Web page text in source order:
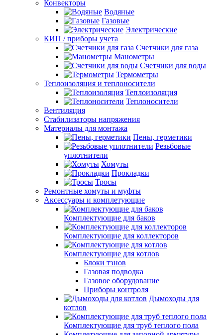
Конвекторы
Водяные
Газовые
Электрические
КИП / приборы учета
Счетчики для газа
Манометры
Счетчики для воды
Термометры
Теплоизоляция и теплоносители
Теплоизоляция
Теплоносители
Вентиляция
Стабилизаторы напряжения
Материалы для монтажа
Пены, герметики
Резьбовые
уплотнители
Хомуты
Прокладки
Тросы
Ремонтные хомуты и муфты
Аксессуары и комплетующие
Комплектующие для баков
Комплектующие для коллекторов
Комплектующие для котлов
Блоки тэнов
Газовая подводка
Газовое оборудование
Приборы контроля
Дымоходы для
котлов
Комплектующие для труб теплого пола